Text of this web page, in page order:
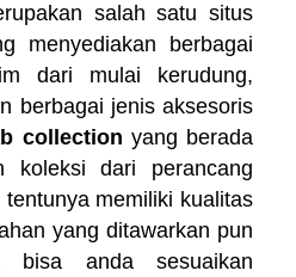
salah satu situs
menyediakan berbagai
dari mulai kerudung,
berbagai jenis aksesoris
collection yang berada
koleksi dari perancang
memiliki kualitas
yang ditawarkan pun
bisa anda sesuaikan